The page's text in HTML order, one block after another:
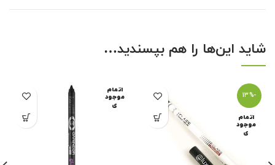
شاید این‌ها را هم بپسندید…
-13%
اتمام
موجود
ی
اتمام
موجود
ی